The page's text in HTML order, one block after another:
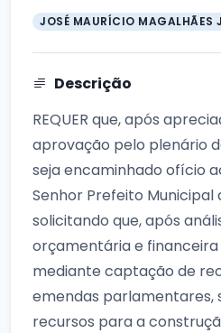
JOSÉ MAURÍCIO MAGALHÃES
Descrição
REQUER que, após
aprovação pelo plenário
seja encaminhado ofício
Senhor Prefeito Municipal
solicitando que, após
orçamentária e financeira
mediante captação de
emendas parlamentares,
recursos para a